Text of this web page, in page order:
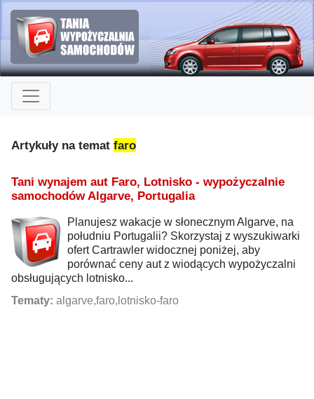
Artykuły na temat faro
Tani wynajem aut Faro, Lotnisko - wypożyczalnie
samochodów Algarve, Portugalia
Planujesz wakacje w słonecznym Algarve, na
południu Portugalii? Skorzystaj z wyszukiwarki
ofert Cartrawler widocznej poniżej, aby
porównać ceny aut z wiodących wypożyczalni
obsługujących lotnisko...
Tematy: algarve,faro,lotnisko-faro